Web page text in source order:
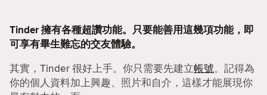
Tinder 擁有各種超讚功能。只要能善用這幾項功能，即
可享有畢生難忘的交友體驗。
其實，Tinder 很好上手。你只需要先建立帳號。記得為
你的個人資料加上興趣、照片和自介，這樣才能展現你